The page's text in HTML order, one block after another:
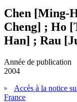
Chen [Ming-
Cheng] ; Ho
Han] ; Rau
Année de publication
2004
Accès à la notice
France